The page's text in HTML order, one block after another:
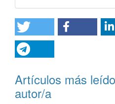
Artículos más
autor/a